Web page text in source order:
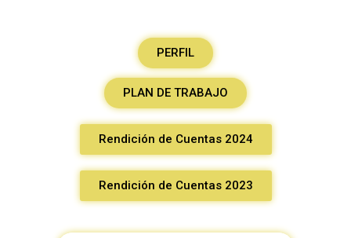
PERFIL
PLAN DE TRABAJO
Rendición de Cuentas 2024
Rendición de Cuentas 2023